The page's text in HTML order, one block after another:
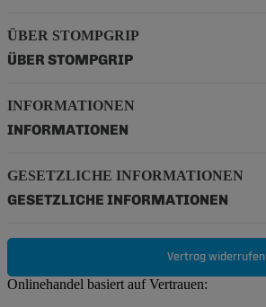
ÜBER STOMPGRIP
ÜBER STOMPGRIP
INFORMATIONEN
INFORMATIONEN
GESETZLICHE INFORMATIONEN
GESETZLICHE INFORMATIONEN
Vertrag widerrufen
Onlinehandel basiert auf Vertrauen: